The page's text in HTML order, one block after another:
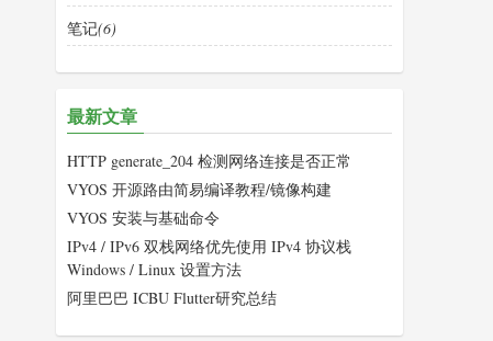
笔记(6)
最新文章
HTTP generate_204 检测网络连接是否正常
VYOS 开源路由简易编译教程/镜像构建
VYOS 安装与基础命令
IPv4 / IPv6 双栈网络优先使用 IPv4 协议栈
Windows / Linux 设置方法
阿里巴巴 ICBU Flutter研究总结